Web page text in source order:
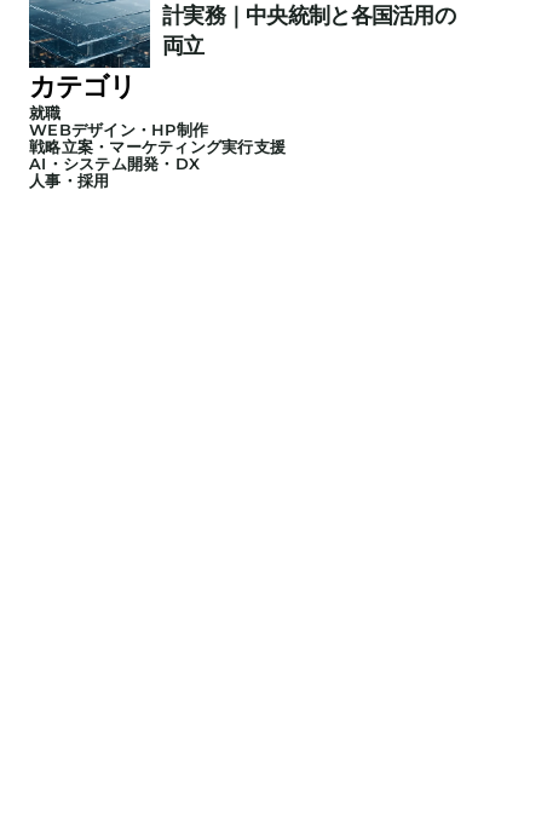
計実務｜中央統制と各国活用の
両立
カテゴリ
就職
WEBデザイン・HP制作
戦略立案・マーケティング実行支援
AI・システム開発・DX
人事・採用